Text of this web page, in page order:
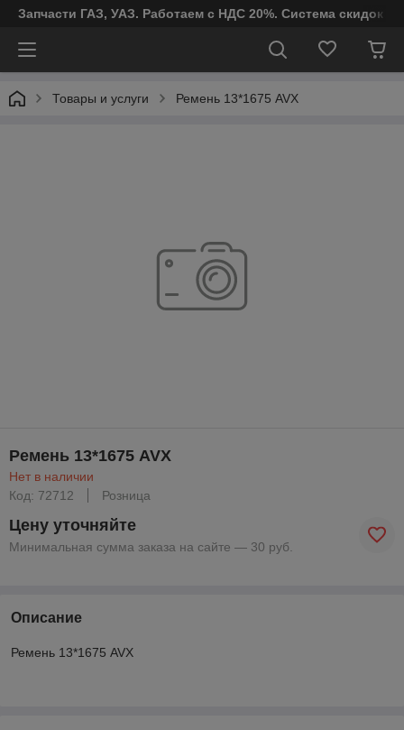
Запчасти ГАЗ, УАЗ. Работаем с НДС 20%. Система скидок
Товары и услуги Ремень 13*1675 AVX
Ремень 13*1675 AVX
Нет в наличии
Код: 72712
Розница
Цену уточняйте
Минимальная сумма заказа на сайте — 30 руб.
Описание
Ремень 13*1675 AVX